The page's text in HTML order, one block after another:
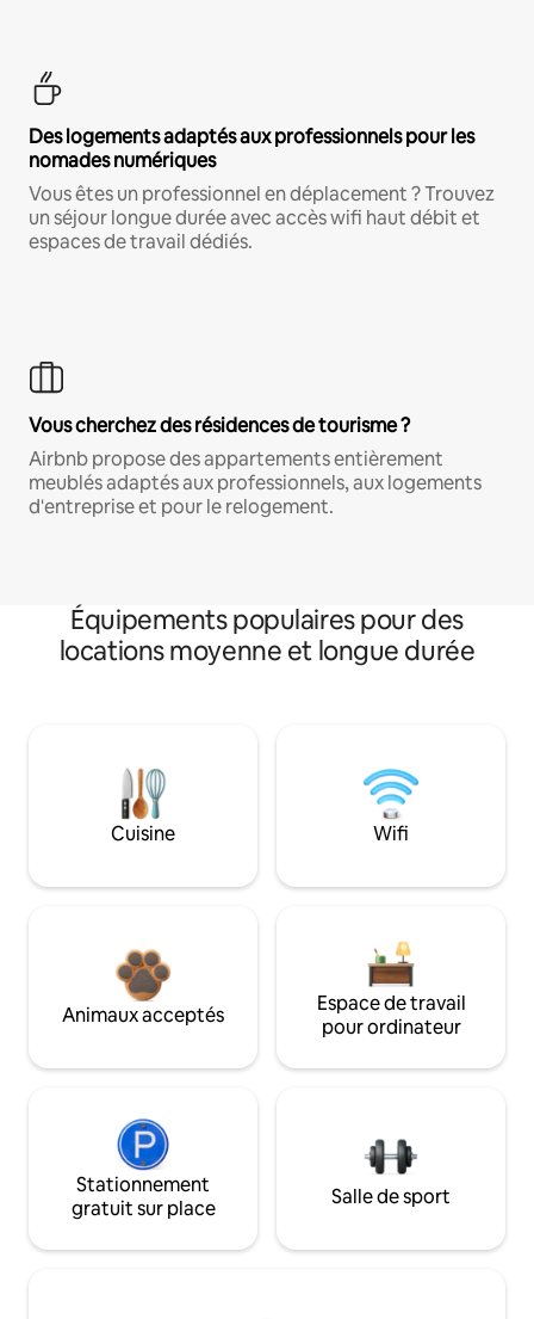
Des logements adaptés aux professionnels pour les
nomades numériques
Vous êtes un professionnel en déplacement ? Trouvez
un séjour longue durée avec accès wifi haut débit et
espaces de travail dédiés.
Vous cherchez des résidences de tourisme ?
Airbnb propose des appartements entièrement
meublés adaptés aux professionnels, aux logements
d'entreprise et pour le relogement.
Équipements populaires pour des
locations moyenne et longue durée
Cuisine Wifi
Animaux acceptés
Espace de travail
pour ordinateur
Stationnement
gratuit sur place
Salle de sport